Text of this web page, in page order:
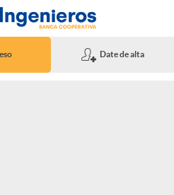
Date de alta